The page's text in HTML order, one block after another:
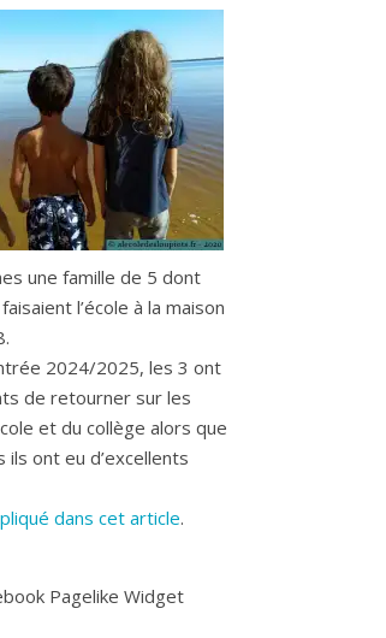
une famille de 5 dont
l’école à la maison
2024/2025, les 3 ont
de retourner sur les
et du collège alors que
ils ont eu d’excellents
dans cet article.